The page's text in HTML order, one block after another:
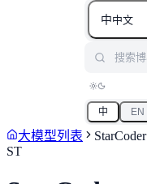
中中文
中 EN
大模型列表
StarCoder
ST